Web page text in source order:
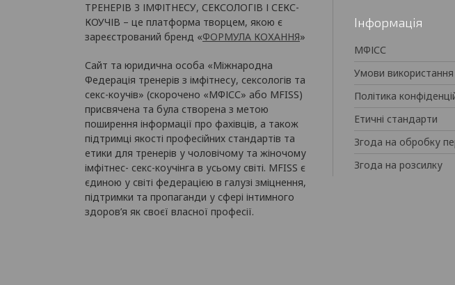
ТРЕНЕРІВ З ІМФІТНЕСУ, СЕКСОЛОГІВ І СЕКС-
КОУЧІВ – це платформа творцем, якою є
зареєстрований бренд «ФОРМУЛА КОХАННЯ»
Сайт та юридична особа «Міжнародна
Федерація тренерів з імфітнесу, сексологів та
секс-коучів» (скорочено «МФІСС» або MFISS)
присвячена та була створена з метою
поширення інформації про фахівців, а також
підтримці якості професійних стандартів та
етики для тренерів у чоловічому та жіночому
імфітнес- секс-коучінга в усьому світі. MFISS є
єдиною у світі федерацією в галузі зміцнення,
підтримки та пропаганди у сфері інтимного
здоров’я як своєї власної професії.
Інформація
МФІСС
Умови використання
Політика
Етичні стандарти
Згода на обробку
Згода на розсилку